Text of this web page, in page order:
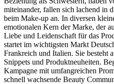
miteinander, fallen sich lachend in
beim Make-up an. In diversen
emotionalen Kern der Marke, der
Liebe und Leidenschaft für das
startet im wichtigsten Markt
Frankreich und Italien. Sie besteht
Snippets und Produktneuheiten.
Kampagne mit umfangreichen
schnell wachsende Beauty